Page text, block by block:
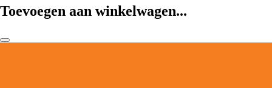
Toevoegen aan winkelwagen...